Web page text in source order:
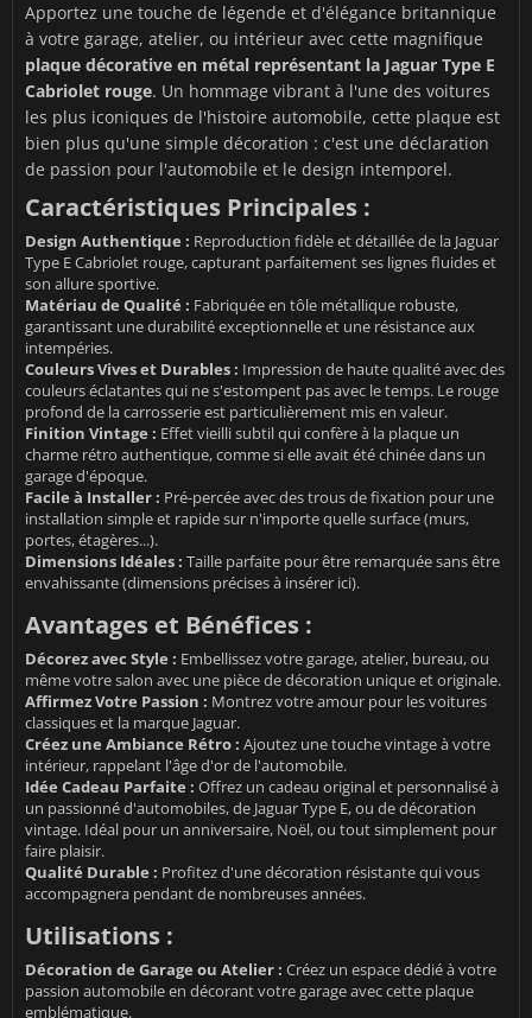
Apportez une touche de légende et d'élégance britannique
à votre garage, atelier, ou intérieur avec cette magnifique
plaque décorative en métal représentant la Jaguar Type E
Cabriolet rouge. Un hommage vibrant à l'une des voitures
les plus iconiques de l'histoire automobile, cette plaque est
bien plus qu'une simple décoration : c'est une déclaration
de passion pour l'automobile et le design intemporel.
Caractéristiques Principales :
Design Authentique : Reproduction fidèle et détaillée de la Jaguar
Type E Cabriolet rouge, capturant parfaitement ses lignes fluides et
son allure sportive.
Matériau de Qualité : Fabriquée en tôle métallique robuste,
garantissant une durabilité exceptionnelle et une résistance aux
intempéries.
Couleurs Vives et Durables : Impression de haute qualité avec des
couleurs éclatantes qui ne s'estompent pas avec le temps. Le rouge
profond de la carrosserie est particulièrement mis en valeur.
Finition Vintage : Effet vieilli subtil qui confère à la plaque un
charme rétro authentique, comme si elle avait été chinée dans un
garage d'époque.
Facile à Installer : Pré-percée avec des trous de fixation pour une
installation simple et rapide sur n'importe quelle surface (murs,
portes, étagères...).
Dimensions Idéales : Taille parfaite pour être remarquée sans être
envahissante (dimensions précises à insérer ici).
Avantages et Bénéfices :
Décorez avec Style : Embellissez votre garage, atelier, bureau, ou
même votre salon avec une pièce de décoration unique et originale.
Affirmez Votre Passion : Montrez votre amour pour les voitures
classiques et la marque Jaguar.
Créez une Ambiance Rétro : Ajoutez une touche vintage à votre
intérieur, rappelant l'âge d'or de l'automobile.
Idée Cadeau Parfaite : Offrez un cadeau original et personnalisé à
un passionné d'automobiles, de Jaguar Type E, ou de décoration
vintage. Idéal pour un anniversaire, Noël, ou tout simplement pour
faire plaisir.
Qualité Durable : Profitez d'une décoration résistante qui vous
accompagnera pendant de nombreuses années.
Utilisations :
Décoration de Garage ou Atelier : Créez un espace dédié à votre
passion automobile en décorant votre garage avec cette plaque
emblématique.